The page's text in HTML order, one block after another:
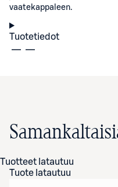
vaatekappaleen.
Tuotetiedot
Tuotteet latautuu
Tuote latautuu